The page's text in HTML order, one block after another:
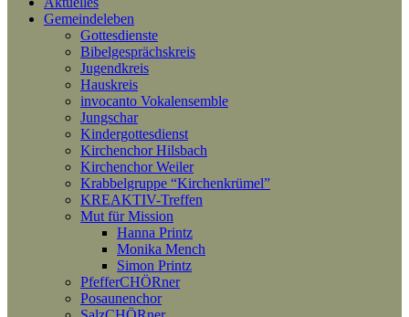
Gemeindeleben
Gottesdienste
Bibelgesprächskreis
Jugendkreis
Hauskreis
invocanto Vokalensemble
Jungschar
Kindergottesdienst
Kirchenchor Hilsbach
Kirchenchor Weiler
Krabbelgruppe “Kirchenkrümel”
KREAKTIV-Treffen
Mut für Mission
Hanna Printz
Monika Mench
Simon Printz
PfefferCHÖRner
Posaunenchor